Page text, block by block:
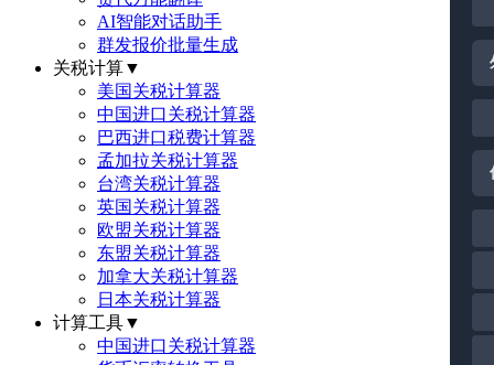
AI智能对话助手
群发报价批量生成
关税计算▼
美国关税计算器
中国进口关税计算器
巴西进口税费计算器
孟加拉关税计算器
台湾关税计算器
英国关税计算器
欧盟关税计算器
东盟关税计算器
加拿大关税计算器
日本关税计算器
计算工具▼
中国进口关税计算器